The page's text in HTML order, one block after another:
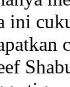
ini